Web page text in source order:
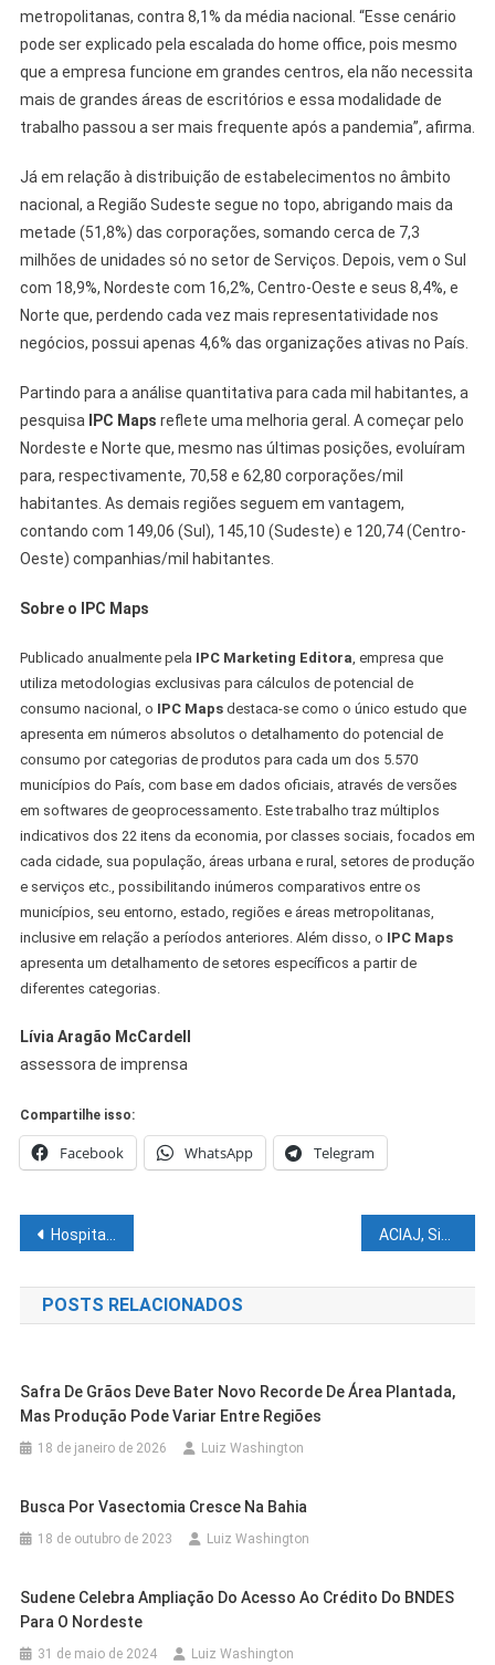
metropolitanas, contra 8,1% da média nacional. “Esse cenário
pode ser explicado pela escalada do home office, pois mesmo
que a empresa funcione em grandes centros, ela não necessita
mais de grandes áreas de escritórios e essa modalidade de
trabalho passou a ser mais frequente após a pandemia”, afirma.
Já em relação à distribuição de estabelecimentos no âmbito
nacional, a Região Sudeste segue no topo, abrigando mais da
metade (51,8%) das corporações, somando cerca de 7,3
milhões de unidades só no setor de Serviços. Depois, vem o Sul
com 18,9%, Nordeste com 16,2%, Centro-Oeste e seus 8,4%, e
Norte que, perdendo cada vez mais representatividade nos
negócios, possui apenas 4,6% das organizações ativas no País.
Partindo para a análise quantitativa para cada mil habitantes, a
pesquisa
IPC Maps reflete uma melhoria geral. A começar pelo
Nordeste e Norte que, mesmo nas últimas posições, evoluíram
para, respectivamente, 70,58 e 62,80 corporações/mil
habitantes. As demais regiões seguem em vantagem,
contando com 149,06 (Sul), 145,10 (Sudeste) e 120,74 (Centro-
Oeste) companhias/mil habitantes.
Sobre o IPC Maps
Publicado anualmente pela IPC Marketing Editora, empresa que
utiliza metodologias exclusivas para cálculos de potencial de
consumo nacional, o IPC Mapsdestaca-se como o único estudo que
apresenta em números absolutos o detalhamento do potencial de
consumo por categorias de produtos para cada um dos 5.570
municípios do País, com base em dados oficiais, através de versões
em softwares de geoprocessamento. Este trabalho traz múltiplos
indicativos dos 22 itens da economia, por classes sociais, focados em
cada cidade, sua população, áreas urbana e rural, setores de produção
e serviços etc., possibilitando inúmeros comparativos entre os
municípios, seu entorno, estado, regiões e áreas metropolitanas,
inclusive em relação a períodos anteriores. Além disso, o IPC Maps
apresenta um detalhamento de setores específicos a partir de
diferentes categorias.
Lívia Aragão McCardell
assessora de imprensa
Compartilhe isso:
Facebook WhatsApp Telegram
Navegação
de
Post
Hospital Dom Malan em Petrolina registra aumento no número de cirurgias realizadas no mês de junho ACIAJ, Sindilojas e CDL parabenizam os mais de 230 mil juazeirenses pelos seus 146 anos de história
POSTS RELACIONADOS
Safra De Grãos Deve Bater Novo Recorde De Área Plantada,
Mas Produção Pode Variar Entre Regiões
18 de janeiro de 2026 Luiz Washington
Busca Por Vasectomia Cresce Na Bahia
18 de outubro de 2023 Luiz Washington
Sudene Celebra Ampliação Do Acesso Ao Crédito Do BNDES
Para O Nordeste
31 de maio de 2024 Luiz Washington
Juazeiro Celebra 20 Anos Da Lei Maria
Da Penha Com Carreata Educativa E
Cidades Juazeiro
Cidades
Juazeiro